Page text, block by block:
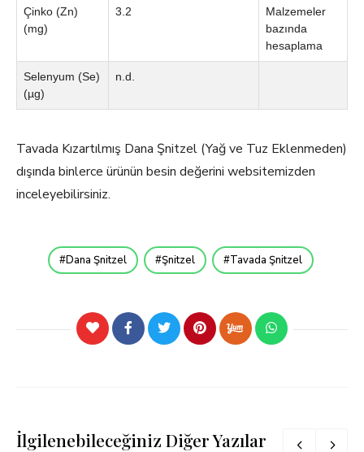
Çinko (Zn)
(mg)
3.2
Malzemeler
bazında
hesaplama
Selenyum (Se)
(µg)
n.d.
Tavada Kızartılmış Dana Şnitzel (Yağ ve Tuz Eklenmeden)
dışında binlerce ürünün besin değerini websitemizden
inceleyebilirsiniz.
Dana Şnitzel Şnitzel Tavada Şnitzel
İlgilenebileceğiniz Diğer Yazılar